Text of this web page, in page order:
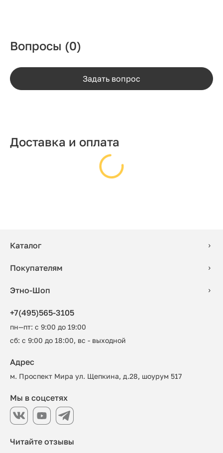
Вопросы (0)
Задать вопрос
Доставка и оплата
Каталог
Покупателям
Этно-Шоп
+7(495)565-3105
пн—пт: с 9:00 до 19:00
сб: с 9:00 до 18:00, вс - выходной
Читайте отзывы
Адрес
м. Проспект Мира ул. Щепкина, д.28, шоурум 517
Мы в соцсетях